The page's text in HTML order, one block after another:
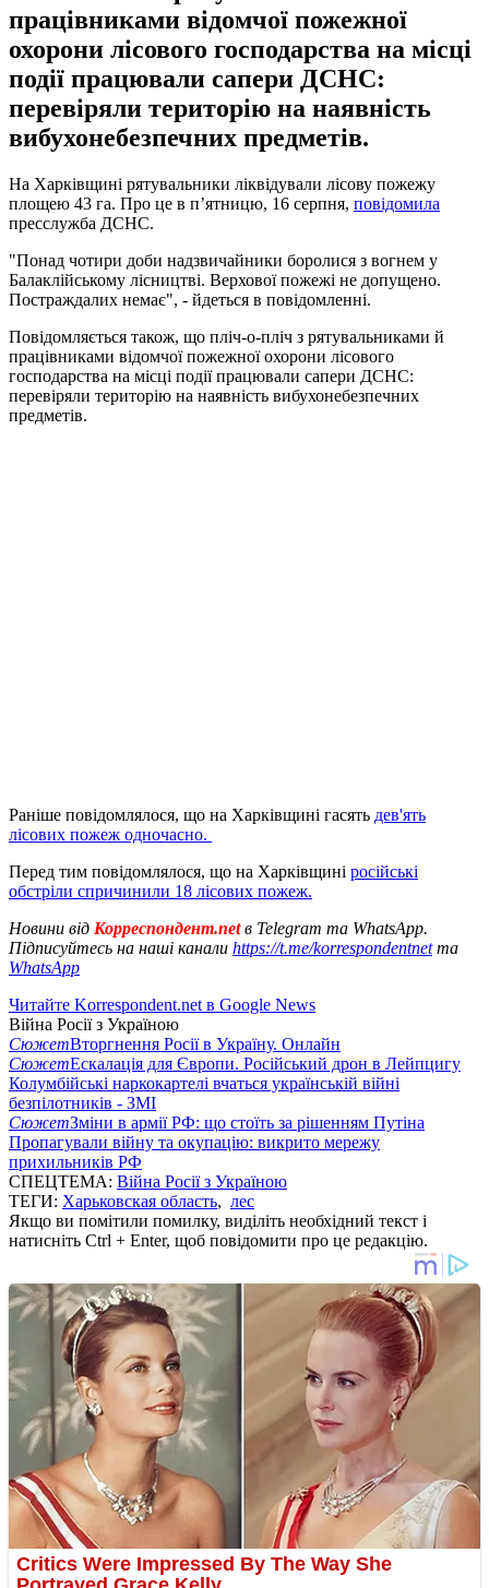
працівниками відомчої пожежної
охорони лісового господарства на місці
події працювали сапери ДСНС:
перевіряли територію на наявність
вибухонебезпечних предметів.
На Харківщині рятувальники ліквідували лісову пожежу
площею 43 га. Про це в п’ятницю, 16 серпня, повідомила
пресслужба ДСНС.
"Понад чотири доби надзвичайники боролися з вогнем у
Балаклійському лісництві. Верхової пожежі не допущено.
Постраждалих немає", - йдеться в повідомленні.
Повідомляється також, що пліч-о-пліч з рятувальниками й
працівниками відомчої пожежної охорони лісового
господарства на місці події працювали сапери ДСНС:
перевіряли територію на наявність вибухонебезпечних
предметів.
Раніше повідомлялося, що на Харківщині гасять дев'ять
лісових пожеж одночасно.
Перед тим повідомлялося, що на Харківщині російські
обстріли спричинили 18 лісових пожеж.
Новини від Корреспондент.netв Telegram та WhatsApp.
Підписуйтесь на наші канали https://t.me/korrespondentnetта
WhatsApp
Читайте Korrespondent.net в Google News
Війна Росії з Україною
СюжетВторгнення Росії в Україну. Онлайн
СюжетЕскалація для Європи. Російський дрон в Лейпцигу
Колумбійські наркокартелі вчаться українській війні
безпілотників - ЗМІ
СюжетЗміни в армії РФ: що стоїть за рішенням Путіна
Пропагували війну та окупацію: викрито мережу
прихильників РФ
СПЕЦТЕМА: Війна Росії з Україною
ТЕГИ: Харьковская область, лес
Якщо ви помітили помилку, виділіть необхідний текст і
натисніть Ctrl + Enter, щоб повідомити про це редакцію.